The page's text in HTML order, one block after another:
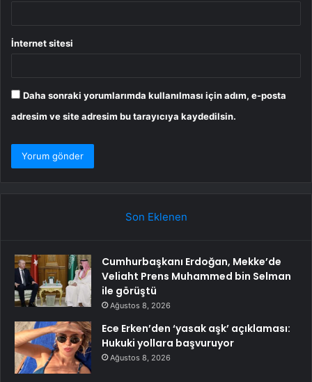
İnternet sitesi
Daha sonraki yorumlarımda kullanılması için adım, e-posta
adresim ve site adresim bu tarayıcıya kaydedilsin.
Son Eklenen
Cumhurbaşkanı Erdoğan, Mekke’de
Veliaht Prens Muhammed bin Selman
ile görüştü
Ağustos 8, 2026
Ece Erken’den ‘yasak aşk’ açıklaması:
Hukuki yollara başvuruyor
Ağustos 8, 2026